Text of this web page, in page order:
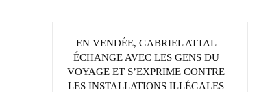
EN VENDÉE, GABRIEL ATTAL
ÉCHANGE AVEC LES GENS DU
VOYAGE ET S’EXPRIME CONTRE
LES INSTALLATIONS ILLÉGALES